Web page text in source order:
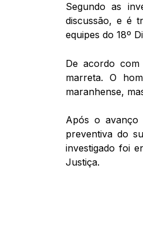
Segundo as
discussão, e é
equipes do 18º
De acordo
marreta. O
maranhense,
Após o avanço
preventiva do
investigado foi
Justiça.